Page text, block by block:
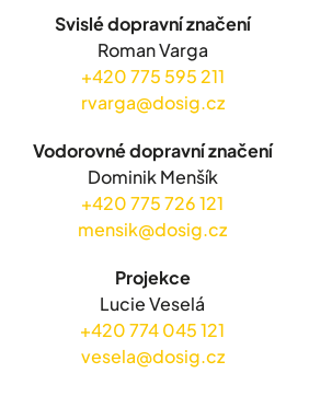
Svislé dopravní značení
Roman Varga
+420 775 595 211
rvarga@dosig.cz
Vodorovné dopravní značení
Dominik Menšík
+420 775 726 121
mensik@dosig.cz
Projekce
Lucie Veselá
+420 774 045 121
vesela@dosig.cz